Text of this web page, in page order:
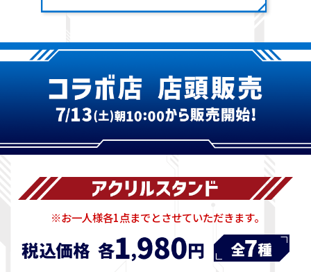
※お一人様各1点までとさせていただきます｡